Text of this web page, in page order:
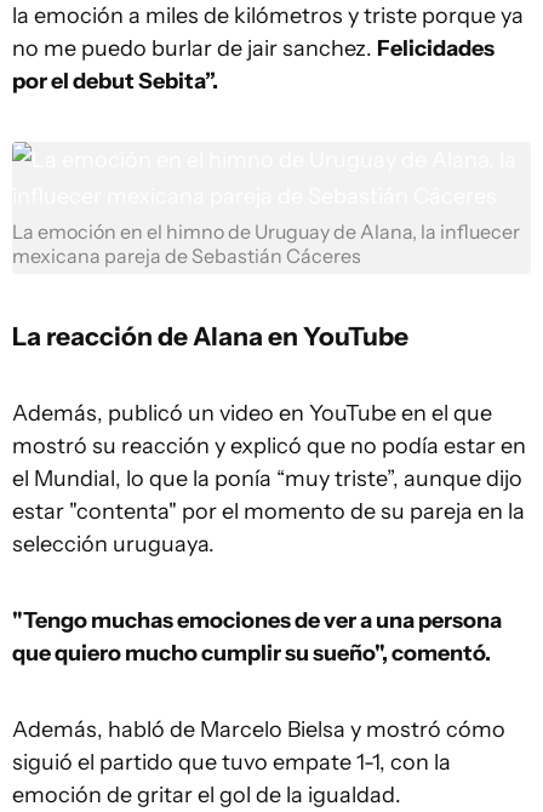
la emoción a miles de kilómetros y triste porque ya
no me puedo burlar de jair sanchez. Felicidades
por el debut Sebita”.
La emoción en el himno de Uruguay de Alana, la influecer
mexicana pareja de Sebastián Cáceres
La reacción de Alana en YouTube
Además, publicó un video en YouTube en el que
mostró su reacción y explicó que no podía estar en
el Mundial, lo que la ponía “muy triste”, aunque dijo
estar "contenta" por el momento de su pareja en la
selección uruguaya.
"Tengo muchas emociones de ver a una persona
que quiero mucho cumplir su sueño", comentó.
Además, habló de Marcelo Bielsa y mostró cómo
siguió el partido que tuvo empate 1-1, con la
emoción de gritar el gol de la igualdad.